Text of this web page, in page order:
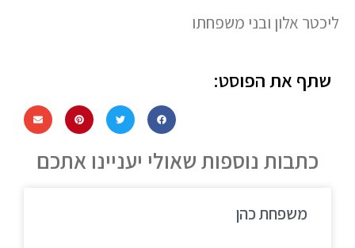
ליכטר אלון ובני משפחתו
שתף את הפוסט:
כתבות נוספות שאולי יעניינו אתכם
משפחת כהן